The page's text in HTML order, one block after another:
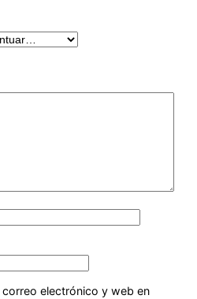
correo electrónico y web en